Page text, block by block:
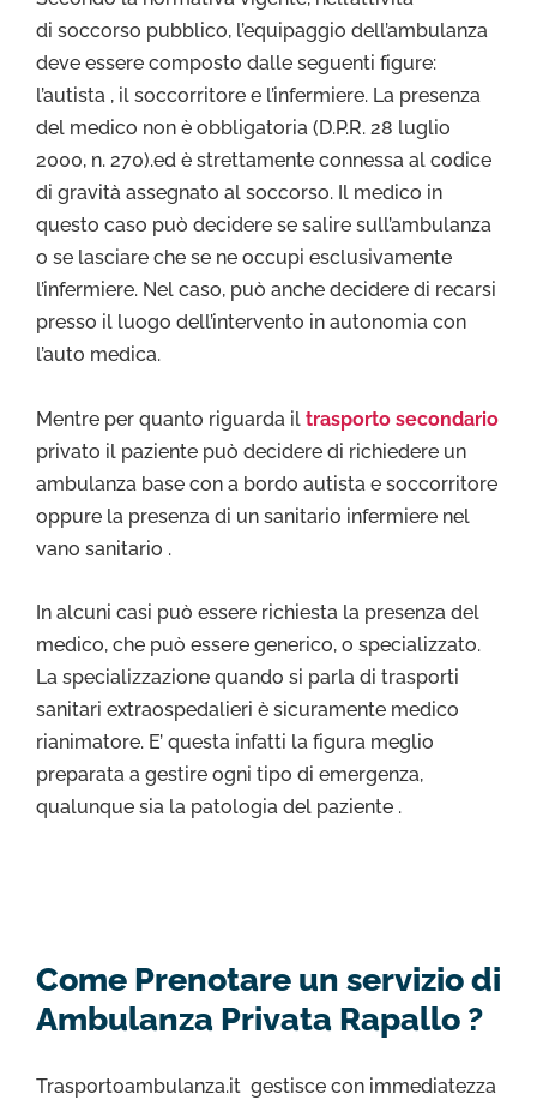
di soccorso pubblico, l’equipaggio dell’ambulanza
deve essere composto dalle seguenti figure:
l’autista , il soccorritore e l’infermiere. La presenza
del medico non è obbligatoria (D.P.R. 28 luglio
2000, n. 270).ed è strettamente connessa al codice
di gravità assegnato al soccorso. Il medico in
questo caso può decidere se salire sull’ambulanza
o se lasciare che se ne occupi esclusivamente
l’infermiere. Nel caso, può anche decidere di recarsi
presso il luogo dell’intervento in autonomia con
l’auto medica.
Mentre per quanto riguarda il trasporto secondario
privato il paziente può decidere di richiedere un
ambulanza base con a bordo autista e soccorritore
oppure la presenza di un sanitario infermiere nel
vano sanitario .
In alcuni casi può essere richiesta la presenza del
medico, che può essere generico, o specializzato.
La specializzazione quando si parla di trasporti
sanitari extraospedalieri è sicuramente medico
rianimatore. E’ questa infatti la figura meglio
preparata a gestire ogni tipo di emergenza,
qualunque sia la patologia del paziente .
Come Prenotare un servizio di
Ambulanza Privata Rapallo ?
Trasportoambulanza.it gestisce con immediatezza